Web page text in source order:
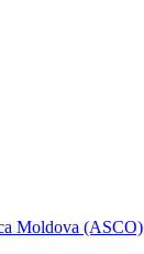
Moldova (ASCO)